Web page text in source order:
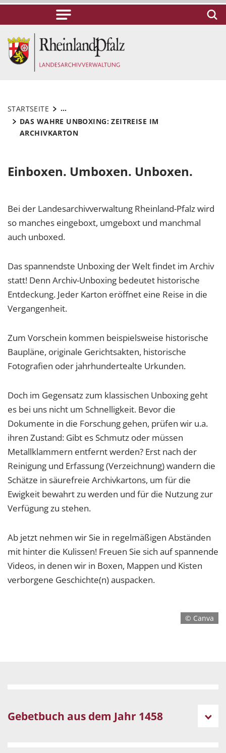
STARTSEITE
...
DAS WAHRE UNBOXING: ZEITREISE IM
ARCHIVKARTON
Einboxen. Umboxen. Unboxen.
Bei der Landesarchivverwaltung Rheinland-Pfalz wird
so manches eingeboxt, umgeboxt und manchmal
auch unboxed.
Das spannendste Unboxing der Welt findet im Archiv
statt! Denn Archiv-Unboxing bedeutet historische
Entdeckung. Jeder Karton eröffnet eine Reise in die
Vergangenheit.
Zum Vorschein kommen beispielsweise historische
Baupläne, originale Gerichtsakten, historische
Fotografien oder jahrhundertealte Urkunden.
Doch im Gegensatz zum klassischen Unboxing geht
es bei uns nicht um Schnelligkeit. Bevor die
Dokumente in die Forschung gehen, prüfen wir u.a.
ihren Zustand: Gibt es Schmutz oder müssen
Metallklammern entfernt werden? Erst nach der
Reinigung und Erfassung (Verzeichnung) wandern die
Schätze in säurefreie Archivkartons, um für die
Ewigkeit bewahrt zu werden und für die Nutzung zur
Verfügung zu stehen.
Ab jetzt nehmen wir Sie in regelmäßigen Abständen
mit hinter die Kulissen! Freuen Sie sich auf spannende
Videos, in denen wir in Boxen, Mappen und Kisten
verborgene Geschichte(n) auspacken.
© Canva
Gebetbuch aus dem Jahr 1458